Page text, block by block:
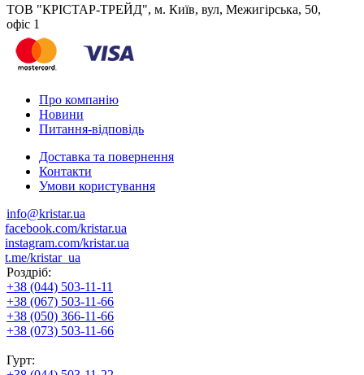
ТОВ "КРІСТАР-ТРЕЙД", м. Київ, вул, Межигірська, 50,
офіс 1
Про компанію
Новини
Питання-відповідь
Доставка та повернення
Контакти
Умови користування
info@kristar.ua
facebook.com/kristar.ua
instagram.com/kristar.ua
t.me/kristar_ua
Роздріб:
+38 (044) 503-11-11
+38 (067) 503-11-66
+38 (050) 366-11-66
+38 (073) 503-11-66
Гурт: